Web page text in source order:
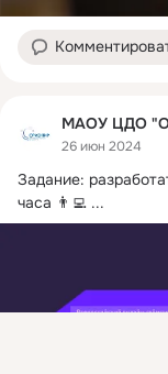
МАОУ ЦДО
26 июн 2024
Задание:
часа 👨‍💻 ...